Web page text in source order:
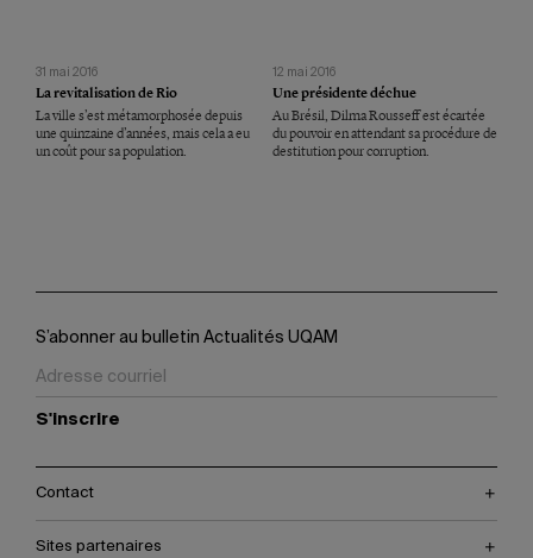
31 mai 2016
La revitalisation de Rio
La ville s’est métamorphosée depuis
une quinzaine d’années, mais cela a eu
un coût pour sa population.
12 mai 2016
Une présidente déchue
Au Brésil, Dilma Rousseff est écartée
du pouvoir en attendant sa procédure de
destitution pour corruption.
S’abonner au bulletin Actualités UQAM
S'inscrire
Contact
Sites partenaires